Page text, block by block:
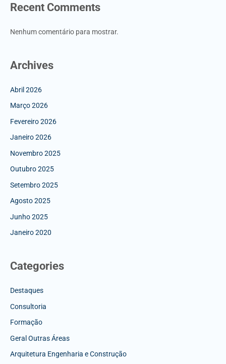
Recent Comments
Nenhum comentário para mostrar.
Archives
Abril 2026
Março 2026
Fevereiro 2026
Janeiro 2026
Novembro 2025
Outubro 2025
Setembro 2025
Agosto 2025
Junho 2025
Janeiro 2020
Categories
Destaques
Consultoria
Formação
Geral Outras Áreas
Arquitetura Engenharia e Construção